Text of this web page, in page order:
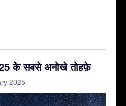
के सबसे अनोखे तोहफ़े
2025